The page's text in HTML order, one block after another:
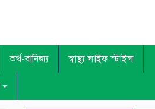
অর্থ-বানিজ্য স্বাস্থ্য লাইফ স্টাইল